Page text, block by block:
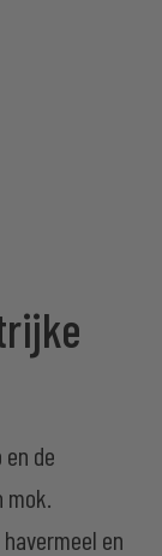
de
en